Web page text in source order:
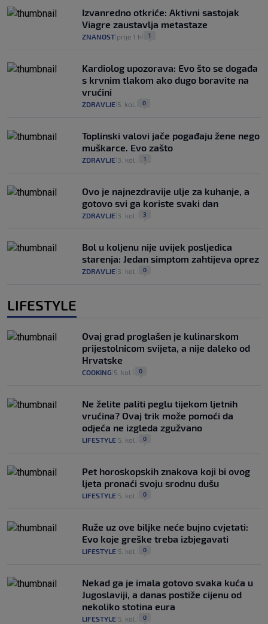
Izvanredno otkriće: Aktivni sastojak
Viagre zaustavlja metastaze
ZNANOST prije 1 h 1
Kardiolog upozorava: Evo što se događa
s krvnim tlakom ako dugo boravite na
vrućini
ZDRAVLJE 5. kol. 0
Toplinski valovi jače pogađaju žene nego
muškarce. Evo zašto
ZDRAVLJE 3. kol. 1
Ovo je najnezdravije ulje za kuhanje, a
gotovo svi ga koriste svaki dan
ZDRAVLJE 3. kol. 3
Bol u koljenu nije uvijek posljedica
starenja: Jedan simptom zahtijeva oprez
ZDRAVLJE 3. kol. 0
LIFESTYLE
Ovaj grad proglašen je kulinarskom
prijestolnicom svijeta, a nije daleko od
Hrvatske
COOKING 5. kol. 0
Ne želite paliti peglu tijekom ljetnih
vrućina? Ovaj trik može pomoći da
odjeća ne izgleda zgužvano
LIFESTYLE 5. kol. 0
Pet horoskopskih znakova koji bi ovog
ljeta pronaći svoju srodnu dušu
LIFESTYLE 5. kol. 0
Ruže uz ove biljke neće bujno cvjetati:
Evo koje greške treba izbjegavati
LIFESTYLE 5. kol. 0
Nekad ga je imala gotovo svaka kuća u
Jugoslaviji, a danas postiže cijenu od
nekoliko stotina eura
LIFESTYLE 5. kol. 0